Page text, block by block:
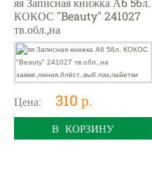
КОКОС "Beauty" 241027
тв.обл.,на
замке,линия,блёст.,выб.лак,п
айетки
Цена: 310 р.
В КОРЗИНУ